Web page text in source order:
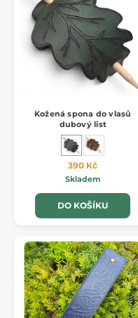
Kožená spona do vlasů
dubový list
390 Kč
Skladem
DO KOŠÍKU